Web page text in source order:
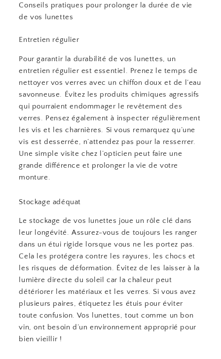
Conseils pratiques pour prolonger la durée de vie
de vos lunettes
Entretien régulier
Pour garantir la durabilité de vos lunettes, un
entretien régulier est essentiel. Prenez le temps de
nettoyer vos verres avec un chiffon doux et de l’eau
savonneuse. Évitez les produits chimiques agressifs
qui pourraient endommager le revêtement des
verres. Pensez également à inspecter régulièrement
les vis et les charnières. Si vous remarquez qu’une
vis est desserrée, n’attendez pas pour la resserrer.
Une simple visite chez l’opticien peut faire une
grande différence et prolonger la vie de votre
monture.
Stockage adéquat
Le stockage de vos lunettes joue un rôle clé dans
leur longévité. Assurez-vous de toujours les ranger
dans un étui rigide lorsque vous ne les portez pas.
Cela les protégera contre les rayures, les chocs et
les risques de déformation. Évitez de les laisser à la
lumière directe du soleil car la chaleur peut
détériorer les matériaux et les verres. Si vous avez
plusieurs paires, étiquetez les étuis pour éviter
toute confusion. Vos lunettes, tout comme un bon
vin, ont besoin d’un environnement approprié pour
bien vieillir !